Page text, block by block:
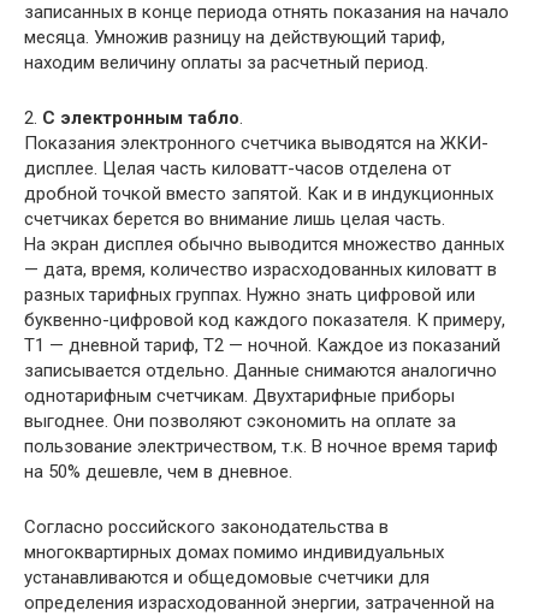
записанных в конце периода отнять показания на начало
месяца. Умножив разницу на действующий тариф,
находим величину оплаты за расчетный период.
2. С электронным табло.
Показания электронного счетчика выводятся на ЖКИ-
дисплее. Целая часть киловатт-часов отделена от
дробной точкой вместо запятой. Как и в индукционных
счетчиках берется во внимание лишь целая часть.
На экран дисплея обычно выводится множество данных
— дата, время, количество израсходованных киловатт в
разных тарифных группах. Нужно знать цифровой или
буквенно-цифровой код каждого показателя. К примеру,
Т1 — дневной тариф, Т2 — ночной. Каждое из показаний
записывается отдельно. Данные снимаются аналогично
однотарифным счетчикам. Двухтарифные приборы
выгоднее. Они позволяют сэкономить на оплате за
пользование электричеством, т.к. В ночное время тариф
на 50% дешевле, чем в дневное.
Согласно российского законодательства в
многоквартирных домах помимо индивидуальных
устанавливаются и общедомовые счетчики для
определения израсходованной энергии, затраченной на